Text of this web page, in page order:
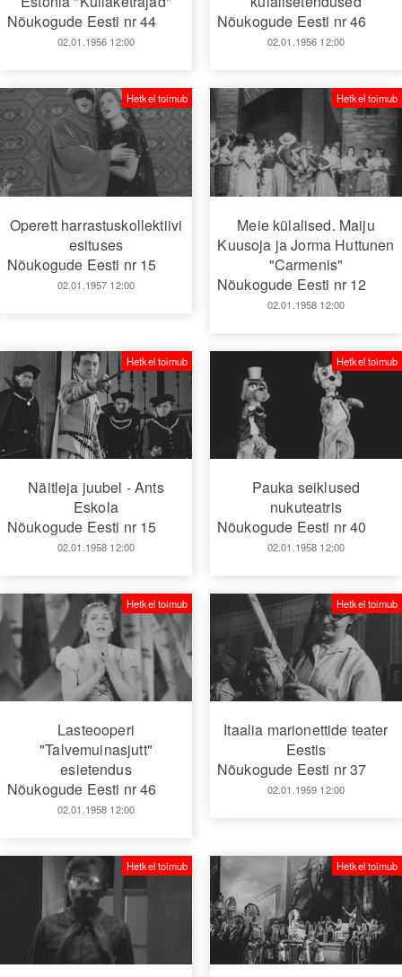
Nõukogude Eesti nr 44
02.01.1956 12:00
Nõukogude Eesti nr 46
02.01.1956 12:00
Operett harrastuskollektiivi
esituses
Nõukogude Eesti nr 15
02.01.1957 12:00
Hetkel toimub
Meie külalised. Maiju
Kuusoja ja Jorma Huttunen
"Carmenis"
Nõukogude Eesti nr 12
02.01.1958 12:00
Hetkel toimub
Näitleja juubel - Ants
Eskola
Nõukogude Eesti nr 15
02.01.1958 12:00
Hetkel toimub
Pauka seiklused
nukuteatris
Nõukogude Eesti nr 40
02.01.1958 12:00
Hetkel toimub
Lasteooperi
"Talvemuinasjutt"
esietendus
Nõukogude Eesti nr 46
02.01.1958 12:00
Hetkel toimub
Itaalia marionettide teater
Eestis
Nõukogude Eesti nr 37
02.01.1959 12:00
Hetkel toimub
Hetkel toimub Hetkel toimub